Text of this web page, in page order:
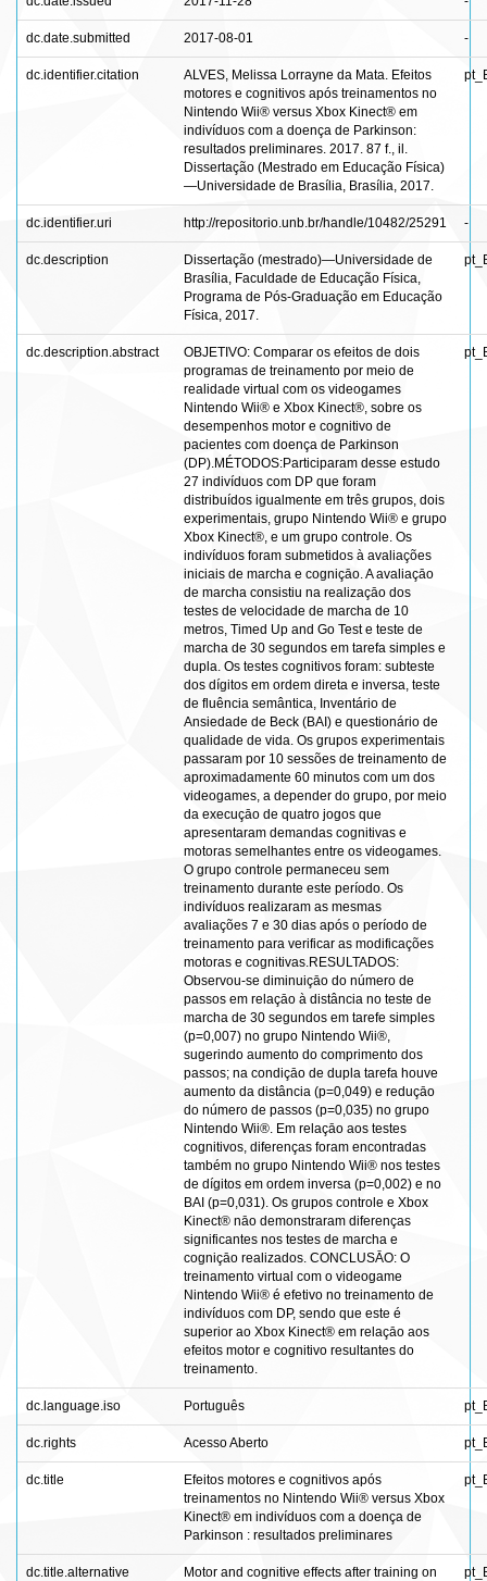
dc.date.submitted 2017-08-01 -
dc.identifier.citation
ALVES, Melissa Lorrayne da Mata. Efeitos
motores e cognitivos após treinamentos no
Nintendo Wii® versus Xbox Kinect® em
indivíduos com a doença de Parkinson:
resultados preliminares. 2017. 87 f., il.
Dissertação (Mestrado em Educação Física)
—Universidade de Brasília, Brasília, 2017.
dc.identifier.uri http://repositorio.unb.br/handle/10482/25291 -
dc.description
Dissertação (mestrado)—Universidade de
Brasília, Faculdade de Educação Física,
Programa de Pós-Graduação em Educação
Física, 2017.
dc.description.abstract
OBJETIVO: Comparar os efeitos de dois
programas de treinamento por meio de
realidade virtual com os videogames
Nintendo Wii® e Xbox Kinect®, sobre os
desempenhos motor e cognitivo de
pacientes com doença de Parkinson
(DP).MÉTODOS:Participaram desse estudo
27 indivíduos com DP que foram
distribuídos igualmente em três grupos, dois
experimentais, grupo Nintendo Wii® e grupo
Xbox Kinect®, e um grupo controle. Os
indivíduos foram submetidos à avaliações
iniciais de marcha e cogniçāo. A avaliaçāo
de marcha consistiu na realizaçāo dos
testes de velocidade de marcha de 10
metros, Timed Up and Go Test e teste de
marcha de 30 segundos em tarefa simples e
dupla. Os testes cognitivos foram: subteste
dos dígitos em ordem direta e inversa, teste
de fluência semântica, Inventário de
Ansiedade de Beck (BAI) e questionário de
qualidade de vida. Os grupos experimentais
passaram por 10 sessões de treinamento de
aproximadamente 60 minutos com um dos
videogames, a depender do grupo, por meio
da execuçāo de quatro jogos que
apresentaram demandas cognitivas e
motoras semelhantes entre os videogames.
O grupo controle permaneceu sem
treinamento durante este período. Os
indivíduos realizaram as mesmas
avaliações 7 e 30 dias após o período de
treinamento para verificar as modificações
motoras e cognitivas.RESULTADOS:
Observou-se diminuiçāo do número de
passos em relaçāo à distância no teste de
marcha de 30 segundos em tarefe simples
(p=0,007) no grupo Nintendo Wii®,
sugerindo aumento do comprimento dos
passos; na condiçāo de dupla tarefa houve
aumento da distância (p=0,049) e reduçāo
do número de passos (p=0,035) no grupo
Nintendo Wii®. Em relaçāo aos testes
cognitivos, diferenças foram encontradas
também no grupo Nintendo Wii® nos testes
de dígitos em ordem inversa (p=0,002) e no
BAI (p=0,031). Os grupos controle e Xbox
Kinect® nāo demonstraram diferenças
significantes nos testes de marcha e
cogniçāo realizados. CONCLUSĀO: O
treinamento virtual com o videogame
Nintendo Wii® é efetivo no treinamento de
indivíduos com DP, sendo que este é
superior ao Xbox Kinect® em relaçāo aos
efeitos motor e cognitivo resultantes do
treinamento.
dc.language.iso Português
dc.rights Acesso Aberto
dc.title
Efeitos motores e cognitivos após
treinamentos no Nintendo Wii® versus Xbox
Kinect® em indivíduos com a doença de
Parkinson : resultados preliminares
dc.title.alternative
Motor and cognitive effects after training on